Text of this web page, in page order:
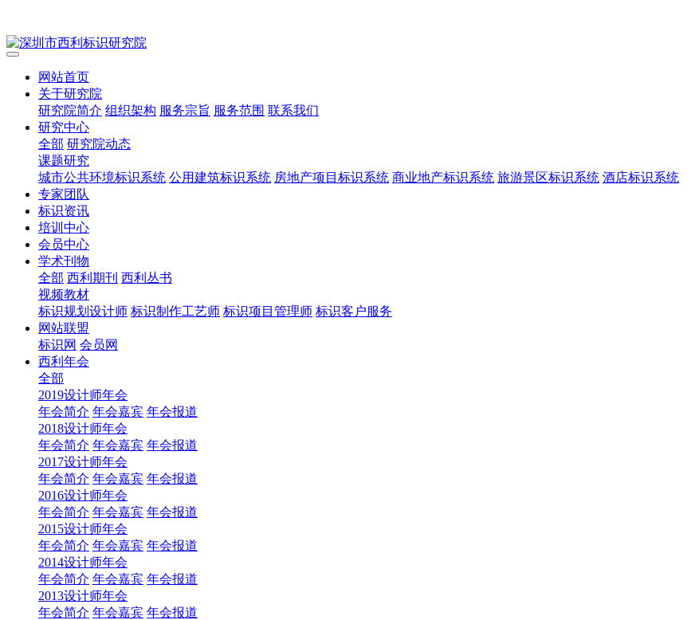
网站首页
关于研究院
研究院简介 组织架构 服务宗旨 服务范围 联系我们
研究中心
全部 研究院动态
课题研究
城市公共环境标识系统 公用建筑标识系统 房地产项目标识系统 商业地产标识系统 旅游景区标识系统 酒店标识系统
专家团队
标识资讯
培训中心
会员中心
学术刊物
全部 西利期刊 西利丛书
视频教材
标识规划设计师 标识制作工艺师 标识项目管理师 标识客户服务
网站联盟
标识网 会员网
西利年会
全部
2019设计师年会
年会简介 年会嘉宾 年会报道
2018设计师年会
年会简介 年会嘉宾 年会报道
2017设计师年会
年会简介 年会嘉宾 年会报道
2016设计师年会
年会简介 年会嘉宾 年会报道
2015设计师年会
年会简介 年会嘉宾 年会报道
2014设计师年会
年会简介 年会嘉宾 年会报道
2013设计师年会
年会简介 年会嘉宾 年会报道